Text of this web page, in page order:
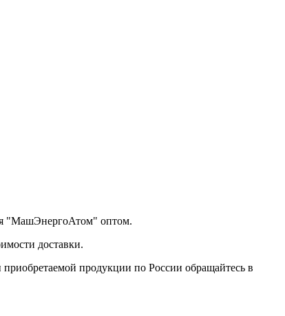
"МашЭнергоАтом" оптом.
доставки.
продукции по России обращайтесь в